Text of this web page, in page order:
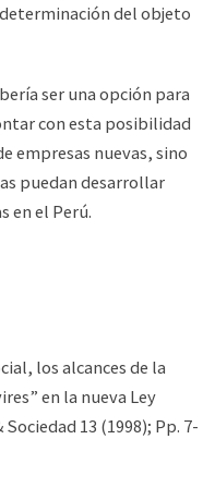
del objeto
ser una opción para
con esta posibilidad
empresas nuevas, sino
puedan desarrollar
en el Perú.
los alcances de la
en la nueva Ley
13 (1998); Pp. 7-